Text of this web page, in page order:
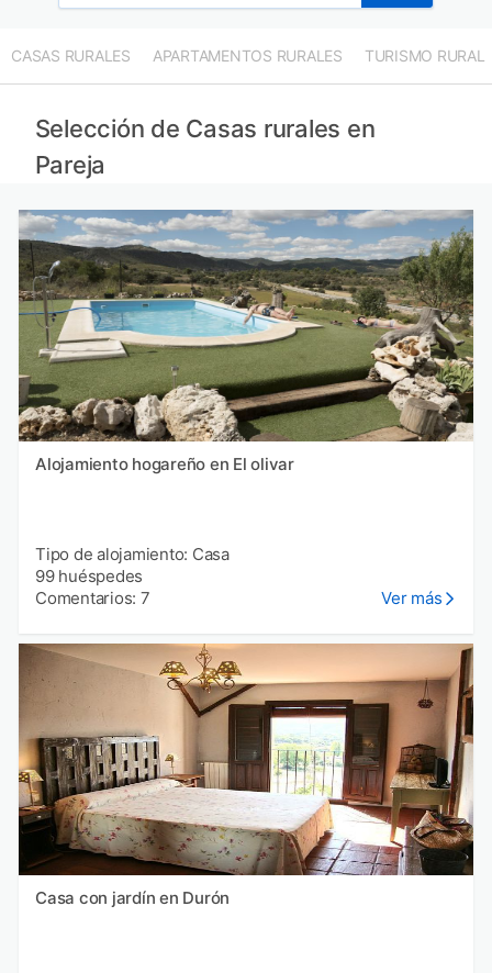
CASAS RURALES APARTAMENTOS RURALES TURISMO RURAL
Selección de Casas rurales en
Pareja
Alojamiento hogareño en El olivar
Tipo de alojamiento: Casa
99 huéspedes
Comentarios: 7
Ver más
Casa con jardín en Durón